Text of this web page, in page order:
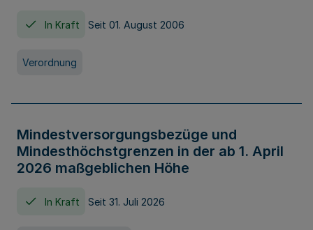
In Kraft Seit 01. August 2006
Verordnung
Mindestversorgungsbezüge und
Mindesthöchstgrenzen in der ab 1. April
2026 maßgeblichen Höhe
In Kraft Seit 31. Juli 2026